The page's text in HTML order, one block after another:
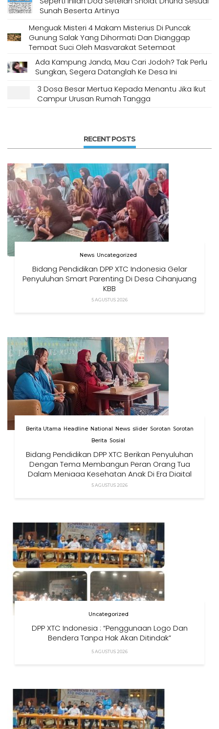
Sunah Beserta Artinya
Menguak Misteri 4 Makam Misterius Di Puncak
Gunung Salak Yang Dihormati Dan Dianggap
Tempat Suci Oleh Masyarakat Setempat
Ada Kampung Janda, Mau Cari Jodoh? Tak Perlu
Sungkan, Segera Datanglah Ke Desa Ini
3 Dosa Besar Mertua Kepada Menantu Jika Ikut
Campur Urusan Rumah Tangga
RECENT POSTS
News Uncategorized
Bidang Pendidikan DPP XTC Indonesia Gelar
Penyuluhan Smart Parenting Di Desa Cihanjuang
KBB
5 AGUSTUS 2026
Berita Utama Headline National News slider Sorotan Sorotan
Berita Sosial
Bidang Pendidikan DPP XTC Berikan Penyuluhan
Dengan Tema Membangun Peran Orang Tua
Dalam Menjaga Kesehatan Anak Di Era Digital
5 AGUSTUS 2026
Uncategorized
DPP XTC Indonesia : “Penggunaan Logo Dan
Bendera Tanpa Hak Akan Ditindak”
5 AGUSTUS 2026